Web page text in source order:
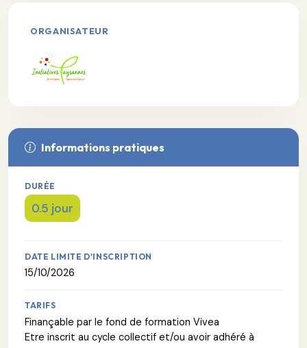
ORGANISATEUR
Informations pratiques
DURÉE
0.5 jour
DATE LIMITE D'INSCRIPTION
15/10/2026
TARIFS
Finançable par le fond de formation Vivea
Etre inscrit au cycle collectif et/ou avoir adhéré à